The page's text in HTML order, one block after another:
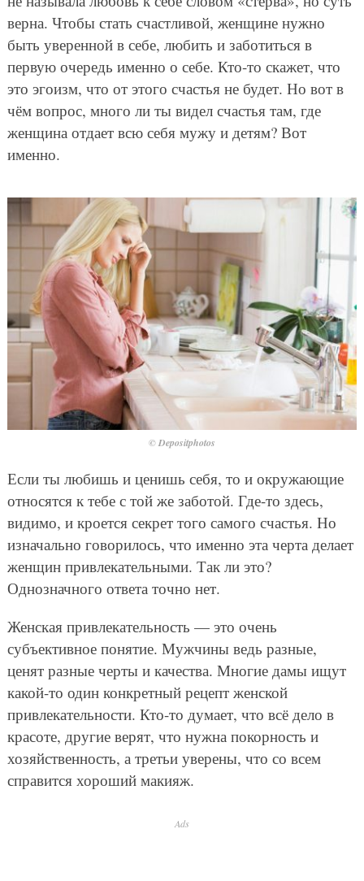
верна. Чтобы стать счастливой, женщине нужно
быть уверенной в себе, любить и заботиться в
первую очередь именно о себе. Кто-то скажет, что
это эгоизм, что от этого счастья не будет. Но вот в
чём вопрос, много ли ты видел счастья там, где
женщина отдает всю себя мужу и детям? Вот
именно.
© Depositphotos
Если ты любишь и ценишь себя, то и окружающие
относятся к тебе с той же заботой. Где-то здесь,
видимо, и кроется секрет того самого счастья. Но
изначально говорилось, что именно эта черта делает
женщин привлекательными. Так ли это?
Однозначного ответа точно нет.
Женская привлекательность — это очень
субъективное понятие. Мужчины ведь разные,
ценят разные черты и качества. Многие дамы ищут
какой-то один конкретный рецепт женской
привлекательности. Кто-то думает, что всё дело в
красоте, другие верят, что нужна покорность и
хозяйственность, а третьи уверены, что со всем
справится хороший макияж.
Ads